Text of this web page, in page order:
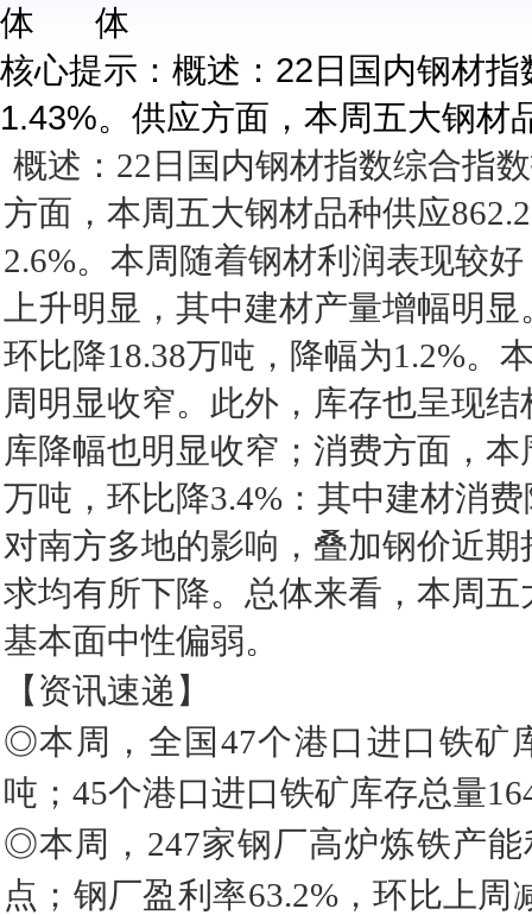
核心提示：概述：22日国内钢材
1.43%。供应方面，本周五大钢材
概述：22日国内钢材指数综合指
方面，本周五大钢材品种供应
2.6%。本周随着钢材利润表现较
上升明显，其中建材产量增幅明
环比降18.38万吨，降幅为1.2%。
周明显收窄。此外，库存也呈现
库降幅也明显收窄；消费方面，
万吨，环比降3.4%：其中建材消
对南方多地的影响，叠加钢价近
求均有所下降。总体来看，本周
基本面中性偏弱。
【资讯速递】
◎本周，全国47个港口进口铁矿
吨；45个港口进口铁矿库存总量
◎本周，247家钢厂高炉炼铁产能
点；钢厂盈利率63.2%，环比上